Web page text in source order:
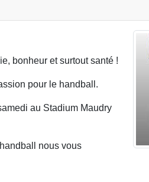
bonheur et surtout santé !
pour le handball.
au Stadium Maudry
nous vous